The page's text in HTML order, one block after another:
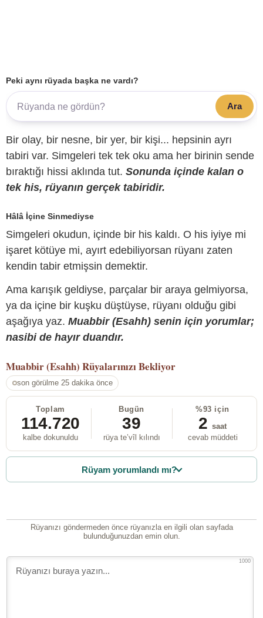
Peki aynı rüyada başka ne vardı?
Ara
Bir olay, bir nesne, bir yer, bir kişi... hepsinin ayrı
tabiri var. Simgeleri tek tek oku ama her birinin sende
bıraktığı hissi aklında tut. Sonunda içinde kalan o
tek his, rüyanın gerçek tabiridir.
Hâlâ İçine Sinmediyse
Simgeleri okudun, içinde bir his kaldı. O his iyiye mi
işaret kötüye mi, ayırt edebiliyorsan rüyanı zaten
kendin tabir etmişsin demektir.
Ama karışık geldiyse, parçalar bir araya gelmiyorsa,
ya da içine bir kuşku düştüyse, rüyanı olduğu gibi
aşağıya yaz. Muabbir (Esahh) senin için yorumlar;
nasibi de hayır duandır.
Muabbir (Esahh) Rüyalarınızı Bekliyor
son görülme 25 dakika önce
Toplam
114.720
kalbe dokunuldu
Bugün
39
rüya te’vîl kılındı
%93 için
2 saat
cevab müddeti
Rüyam yorumlandı mı?
Rüyanızı göndermeden önce rüyanızla en ilgili olan sayfada
bulunduğunuzdan emin olun.
1000